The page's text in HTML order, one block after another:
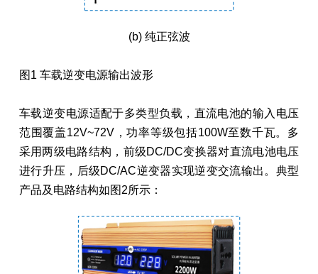
(b) 纯正弦波
图1 车载逆变电源输出波形
车载逆变电源适配于多类型负载，直流电池的输入电压
范围覆盖12V~72V，功率等级包括100W至数千瓦。多
采用两级电路结构，前级DC/DC变换器对直流电池电压
进行升压，后级DC/AC逆变器实现逆变交流输出。典型
产品及电路结构如图2所示：